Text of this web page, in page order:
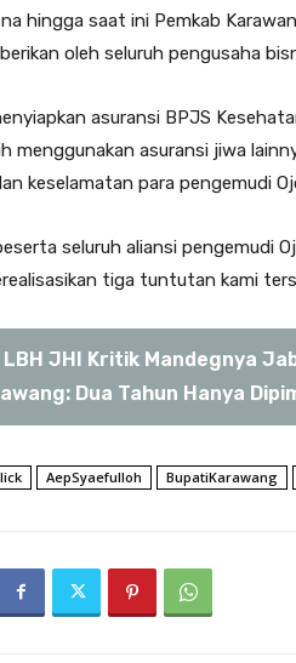
hingga saat ini Pemkab
oleh seluruh pengusaha
asuransi BPJS
menggunakan asuransi jiwa
keselamatan para pengemudi
seluruh aliansi pengemudi
tiga tuntutan kami
LBH JHI Kritik Mandegnya
Dua Tahun Hanya
AepSyaefulloh BupatiKarawang